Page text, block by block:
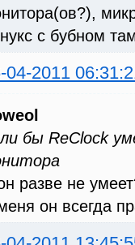
с бубном
04-2011
бы ReClock
разве не
он всегда